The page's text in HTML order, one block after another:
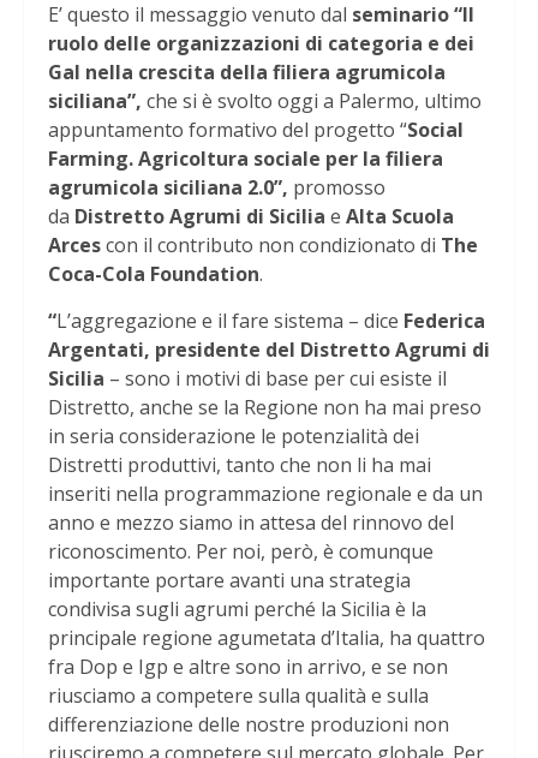
E’ questo il messaggio venuto dal seminario “Il
ruolo delle organizzazioni di categoria e dei
Gal nella crescita della filiera agrumicola
siciliana”, che si è svolto oggi a Palermo, ultimo
appuntamento formativo del progetto “Social
Farming. Agricoltura sociale per la filiera
agrumicola siciliana 2.0”, promosso
da Distretto Agrumi di Sicilia e Alta Scuola
Arcescon il contributo non condizionato di The
Coca-Cola Foundation.
“L’aggregazione e il fare sistema – dice Federica
Argentati, presidente del Distretto Agrumi di
Sicilia – sono i motivi di base per cui esiste il
Distretto, anche se la Regione non ha mai preso
in seria considerazione le potenzialità dei
Distretti produttivi, tanto che non li ha mai
inseriti nella programmazione regionale e da un
anno e mezzo siamo in attesa del rinnovo del
riconoscimento. Per noi, però, è comunque
importante portare avanti una strategia
condivisa sugli agrumi perché la Sicilia è la
principale regione agumetata d’Italia, ha quattro
fra Dop e Igp e altre sono in arrivo, e se non
riusciamo a competere sulla qualità e sulla
differenziazione delle nostre produzioni non